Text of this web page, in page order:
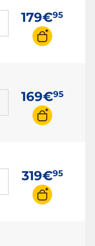
179€95
169€95
319€95